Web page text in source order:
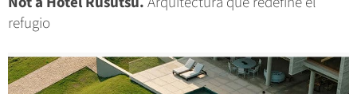
refugio